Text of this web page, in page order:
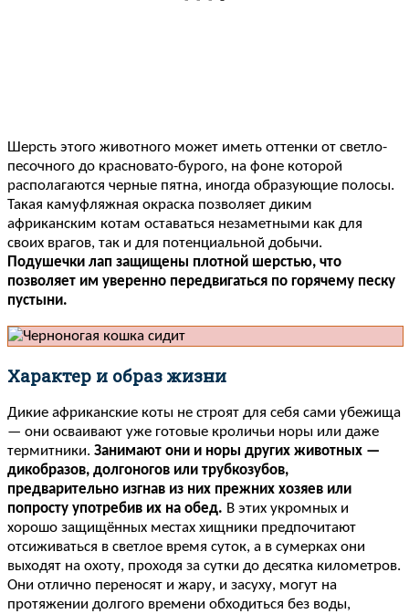
Шерсть этого животного может иметь оттенки от светло-
песочного до красновато-бурого, на фоне которой
располагаются черные пятна, иногда образующие полосы.
Такая камуфляжная окраска позволяет диким
африканским котам оставаться незаметными как для
своих врагов, так и для потенциальной добычи.
Подушечки лап защищены плотной шерстью, что
позволяет им уверенно передвигаться по горячему песку
пустыни.
Характер и образ жизни
Дикие африканские коты не строят для себя сами убежища
— они осваивают уже готовые кроличьи норы или даже
термитники. Занимают они и норы других животных —
дикобразов, долгоногов или трубкозубов,
предварительно изгнав из них прежних хозяев или
попросту употребив их на обед. В этих укромных и
хорошо защищённых местах хищники предпочитают
отсиживаться в светлое время суток, а в сумерках они
выходят на охоту, проходя за сутки до десятка километров.
Они отлично переносят и жару, и засуху, могут на
протяжении долгого времени обходиться без воды,